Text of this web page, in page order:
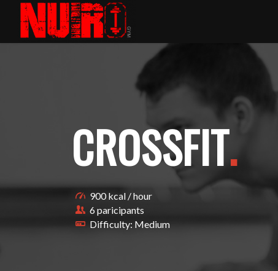
CROSSFIT.
900 kcal / hour
6 paricipants
Difficulty: Medium